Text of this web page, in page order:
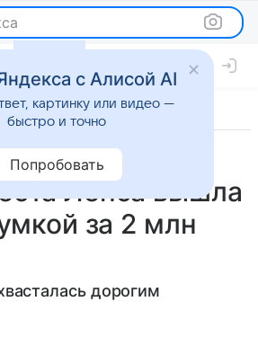
жизнь
Лепса вышла
за 2 млн
дорогим
с Алисой AI
картинку или видео —
быстро и точно
Попробовать